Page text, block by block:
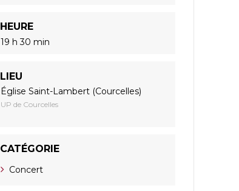
HEURE
19 h 30 min
LIEU
Église Saint-Lambert (Courcelles)
UP de Courcelles
CATÉGORIE
Concert